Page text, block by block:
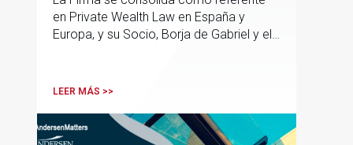
en Private Wealth Law en España y
Europa, y su Socio, Borja de Gabriel y el
profesionales clave del sector.
LEER MÁS >>